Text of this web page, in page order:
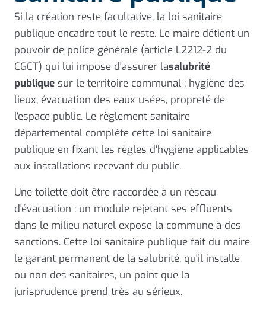
Si la création reste facultative, la loi sanitaire
publique encadre tout le reste. Le maire détient un
pouvoir de police générale (article L2212-2 du
CGCT) qui lui impose d'assurer lasalubrité
publique sur le territoire communal : hygiène des
lieux, évacuation des eaux usées, propreté de
l'espace public. Le règlement sanitaire
départemental complète cette loi sanitaire
publique en fixant les règles d'hygiène applicables
aux installations recevant du public.
Une toilette doit être raccordée à un réseau
d'évacuation : un module rejetant ses effluents
dans le milieu naturel expose la commune à des
sanctions. Cette loi sanitaire publique fait du maire
le garant permanent de la salubrité, qu'il installe
ou non des sanitaires, un point que la
jurisprudence prend très au sérieux.